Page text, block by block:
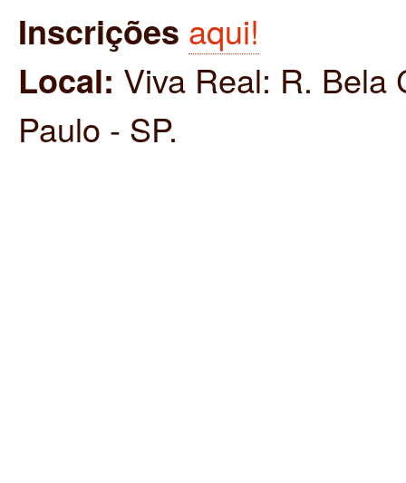
Inscrições aqui!
Local: Viva Real: R. Bela
Paulo - SP.